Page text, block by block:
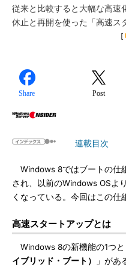
従来と比較すると大幅な高速
休止と再開を使った「高速ス
[
Share Post
連載目次
Windows 8ではブートの仕
され、以前のWindows OSよ
くなっている。今回はこの仕
高速スタートアップとは
Windows 8の新機能の1つと
イブリッド・ブート）
」があ